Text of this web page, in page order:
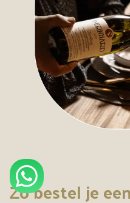
Zo bestel je